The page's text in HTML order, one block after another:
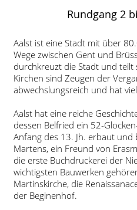
Rundgang 2
Aalst ist eine Stadt mit über
Wege zwischen Gent und
durchkreuzt die Stadt und teilt
Kirchen sind Zeugen der
abwechslungsreich und hat
Aalst hat eine reiche
dessen Belfried ein 52-
Anfang des 13. Jh. erbaut
Martens, ein Freund von
die erste Buchdruckerei der
wichtigsten Bauwerken
Martinskirche, die
der Beginenhof.